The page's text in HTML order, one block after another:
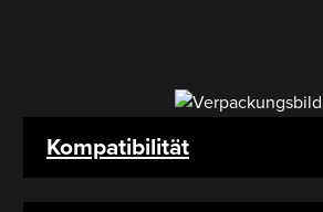
Kompatibilität